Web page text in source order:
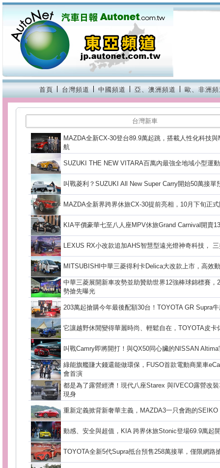
首頁 台灣頻道 中國頻道 亞、澳洲頻道 歐、非洲
台灣新車
MAZDA全新CX-30登台89.9萬起跳，搭載人性化科技
航
SUZUKI THE NEW VITARA百萬內最強全地域小型運
叫戰菱利？SUZUKI All New Super Carry開始50萬接單
MAZDA全新界跨界休旅CX-30提前亮相，10月下旬正
KIA平價豪華七至八人座MPV休旅Grand Carnival開賣
LEXUS RX小改款追加AHS智慧型遠光燈神奇科技，
MITSUBISHI中華三菱得利卡Delica大改款上市，高效
中華三菱展開新車攻勢並助贊助世界12強棒球錦標賽，
勢搶先曝光
203萬起搶購今年最後配額30台！TOYOTA GR Supra
它讓越野休閒變得華麗時尚、輕鬆自在，TOYOTA皮卡
叫戰Camry即將開打！與QX50同心臟的NISSAN
綠能旗艦賺大錢還能做環保，FUSO首款電動商業車
會首演
都是為了露營經濟！現代八座Starex 與IVECO露營改
現身
重新定義掀背新奢華主義，MAZDA3一只會跑的SEIKO
動感、安全與超值，KIA 跨界休旅Stonic登場69.9萬起
TOYOTA全新5代Supra抵台預售258萬接單，僅限網路